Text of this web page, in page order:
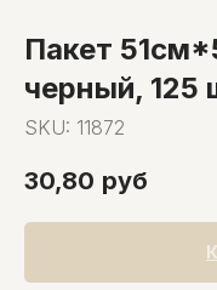
Пакет
черный, 125
SKU: 11872
30,80 руб